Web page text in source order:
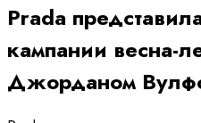
Prada
кампании весна-
Джорданом